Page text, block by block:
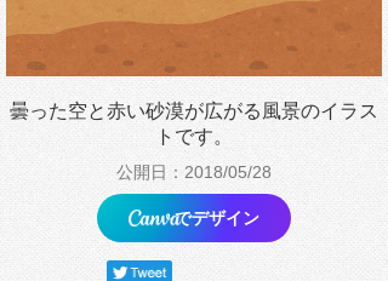
曇った空と赤い砂漠が広がる風景のイラス
トです。
公開日：2018/05/28
でデザイン